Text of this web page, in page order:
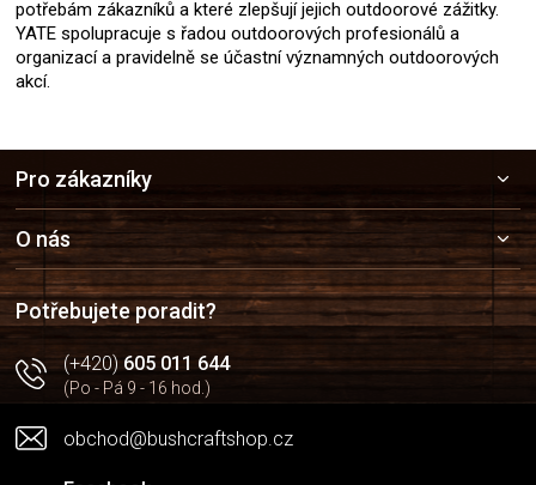
potřebám zákazníků a které zlepšují jejich outdoorové zážitky.
YATE spolupracuje s řadou outdoorových profesionálů a
organizací a pravidelně se účastní významných outdoorových
akcí.
a
t
í
Pro zákazníky
O nás
Potřebujete poradit?
(+420)605 011 644
(Po - Pá 9 - 16 hod.)
obchod@bushcraftshop.cz